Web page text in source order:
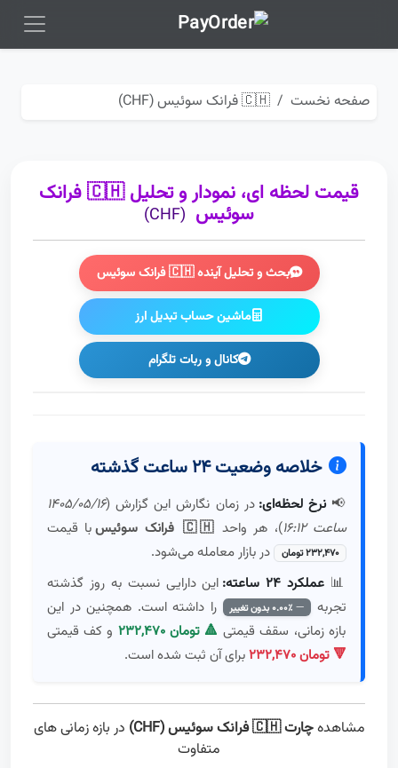
صفحه نخست 🇨🇭 فرانک سوئیس (CHF)
قیمت لحظه ای، نمودار و تحلیل 🇨🇭 فرانک
سوئیس (CHF)
بحث و تحلیل آینده 🇨🇭 فرانک سوئیس
ماشین حساب تبدیل ارز
کانال و ربات تلگرام
خلاصه وضعیت ۲۴ ساعت گذشته
📢نرخ لحظه‌ای: در زمان نگارش این گزارش (۱۴۰۵/۰۵/۱۶
ساعت ۱۶:۱۲
)، هر واحد 🇨🇭 فرانک سوئیس با قیمت
۲۳۲,۴۷۰ تومان
در بازار معامله می‌شود.
📊 عملکرد ۲۴ ساعته:
این دارایی نسبت به روز گذشته
تجربه
را داشته است. همچنین در این
بازه زمانی، سقف قیمتی ۲۳۲,۴۷۰ تومان 🔺
و کف قیمتی
۲۳۲,۴۷۰ تومان 🔻
برای آن ثبت شده است.
مشاهدهچارت 🇨🇭 فرانک سوئیس (CHF)
در بازه زمانی های
متفاوت